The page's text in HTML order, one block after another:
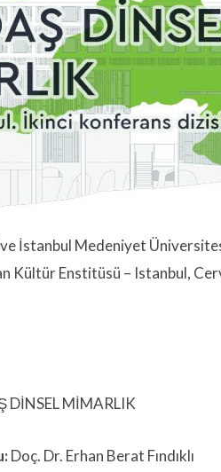
İstanbul Medeniyet
Kültür Enstitüsü – Istanbul,
DİNSEL MİMARLIK
Doç. Dr. Erhan Berat Fındıklı